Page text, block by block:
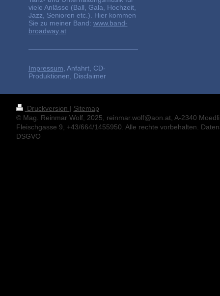
viele Anlässe (Ball, Gala, Hochzeit,
Jazz, Senioren etc.). Hier kommen
Sie zu meiner Band: www.band-
broadway.at
Impressum , Anfahrt, CD-
Produktionen, Disclaimer
Druckversion | Sitemap
© Mag. Reinmar Wolf, 2025, reinmar.wolf@aon.at, A-2340
Fleischgasse 9, +43/664/1455950. Alle rechte vorbehalten.
DSGVO